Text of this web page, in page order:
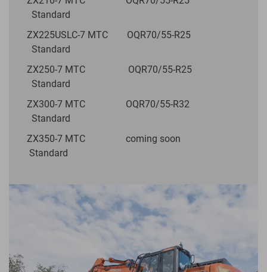
Standard
ZX225USLC-7 MTC OQR70/55-R25
Standard
ZX250-7 MTC OQR70/55-R25
Standard
ZX300-7 MTC OQR70/55-R32
Standard
ZX350-7 MTC coming soon
Standard